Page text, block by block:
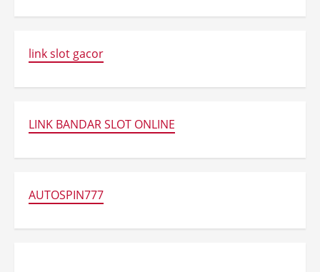
link slot gacor
LINK BANDAR SLOT ONLINE
AUTOSPIN777